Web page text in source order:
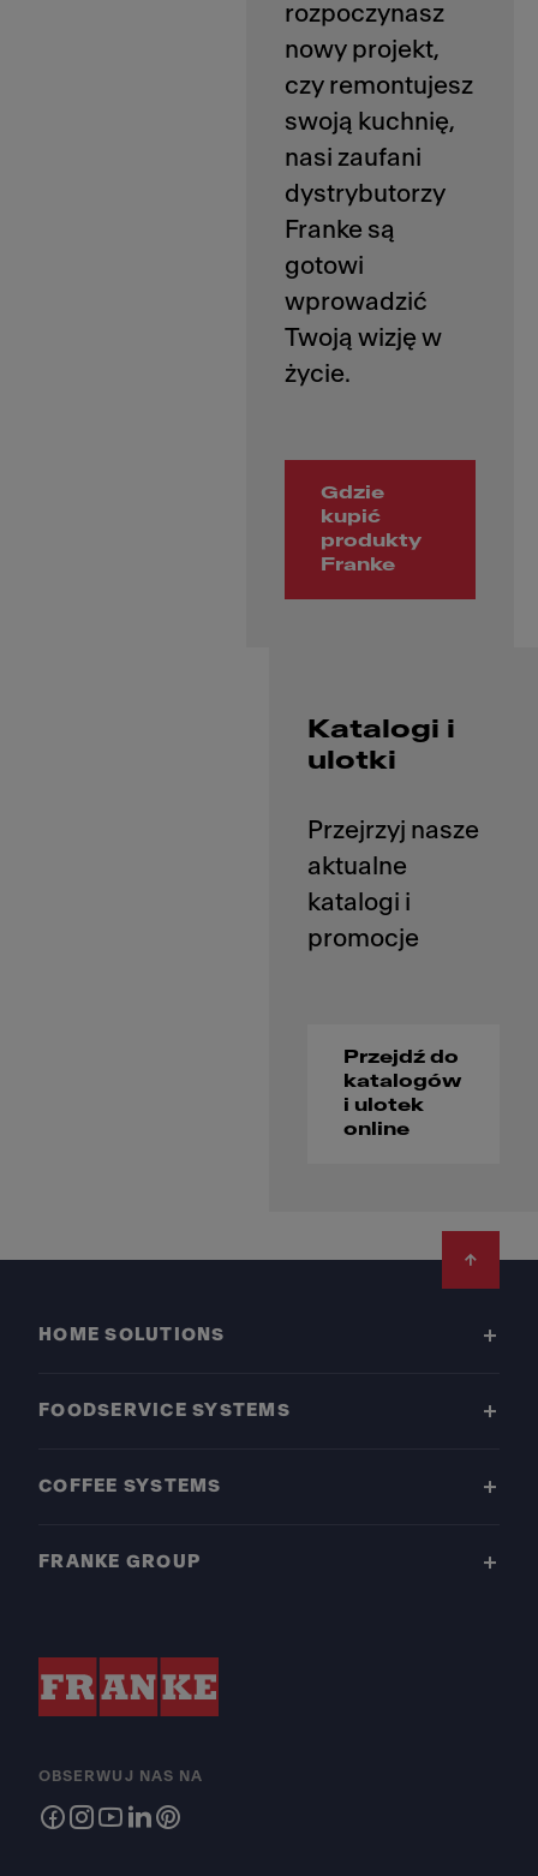
rozpoczynasz
nowy projekt,
czy remontujesz
swoją kuchnię,
nasi zaufani
dystrybutorzy
Franke są
gotowi
wprowadzić
Twoją wizję w
Gdzie
kupić
produkty
Franke
Katalogi i
ulotki
Przejrzyj nasze
aktualne
katalogi i
Przejdź do
katalogów
i ulotek
online
HOME SOLUTIONS
FOODSERVICE SYSTEMS
COFFEE SYSTEMS
FRANKE GROUP
OBSERWUJ NAS NA